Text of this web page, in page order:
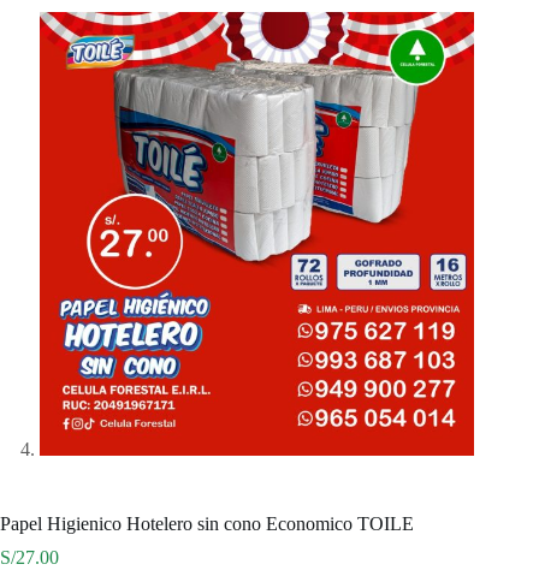
Papel Higienico Hotelero sin cono Economico TOILE
S/27.00